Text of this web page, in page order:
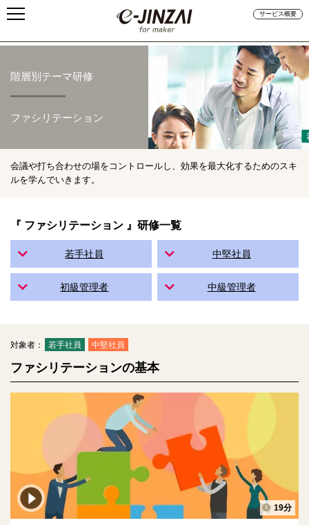
サービス概要
階層別テーマ研修
ファシリテーション
会議や打ち合わせの場をコントロールし、効果を最大化するためのスキ
ルを学んでいきます。
『 ファシリテーション 』研修一覧
若手社員 中堅社員
初級管理者 中級管理者
ファシリテーションの基本
対象者： 若手社員 中堅社員
19分